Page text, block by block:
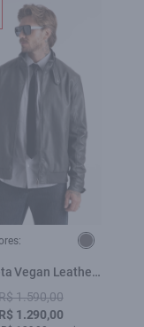
Vegan Leather
Rider Bomber
Grafite
1.590,00
R$ 1.290,00